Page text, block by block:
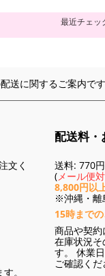
最近チェッ
送に関するご案内で
文く
。
配送料・
送料: 770
( メール便
8,800円以
※沖縄・離
15時まで
商品や契約
在庫状況そ
す。 休業
ご確認くだ